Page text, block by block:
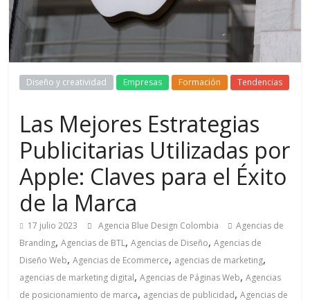
en
Colombia
|
Revistas
de
Publicidad
en
Colombia
Diseño y creatividad Empresas Formación Tendencias
Las Mejores Estrategias
Publicitarias Utilizadas por
Apple: Claves para el Éxito
de la Marca
17 julio 2023 Agencia Blue Design Colombia
Agencias de
Branding,Agencias de BTL,Agencias de Diseño,Agencias de
Diseño Web,Agencias de Ecommerce, agencias de marketing,
agencias de marketing digital,Agencias de Páginas Web,Agencias
de posicionamiento de marca, agencias de publicidad,Agencias de